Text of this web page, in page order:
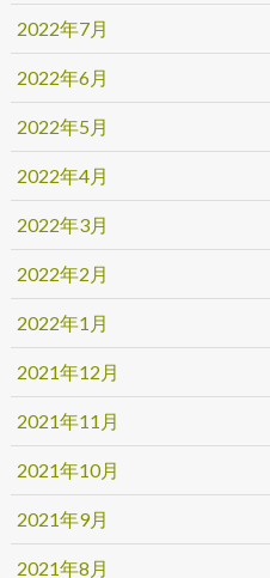
2022年7月
2022年6月
2022年5月
2022年4月
2022年3月
2022年2月
2022年1月
2021年12月
2021年11月
2021年10月
2021年9月
2021年8月